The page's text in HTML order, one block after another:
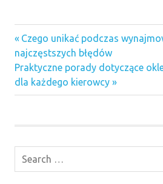
Nawigacja
wpisu
Previous
Post:
Czego unikać podczas
najczęstszych błędów
Next
Post:
Praktyczne porady dotyczące
dla każdego kierowcy